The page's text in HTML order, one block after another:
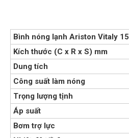
Bình nóng lạnh Ariston Vitaly 15
Kích thước (C x R x S) mm
Dung tích
Công suất làm nóng
Trọng lượng tịnh
Áp suất
Bơm trợ lực